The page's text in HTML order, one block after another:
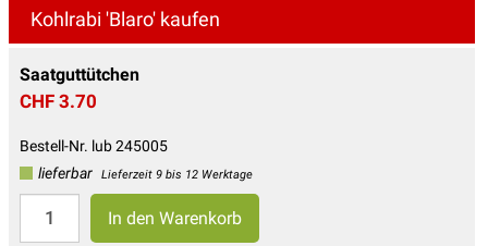
Kohlrabi 'Blaro' kaufen
Saatguttütchen
CHF 3.70
Bestell-Nr. lub 245005
lieferbar
Lieferzeit 9 bis 12 Werktage